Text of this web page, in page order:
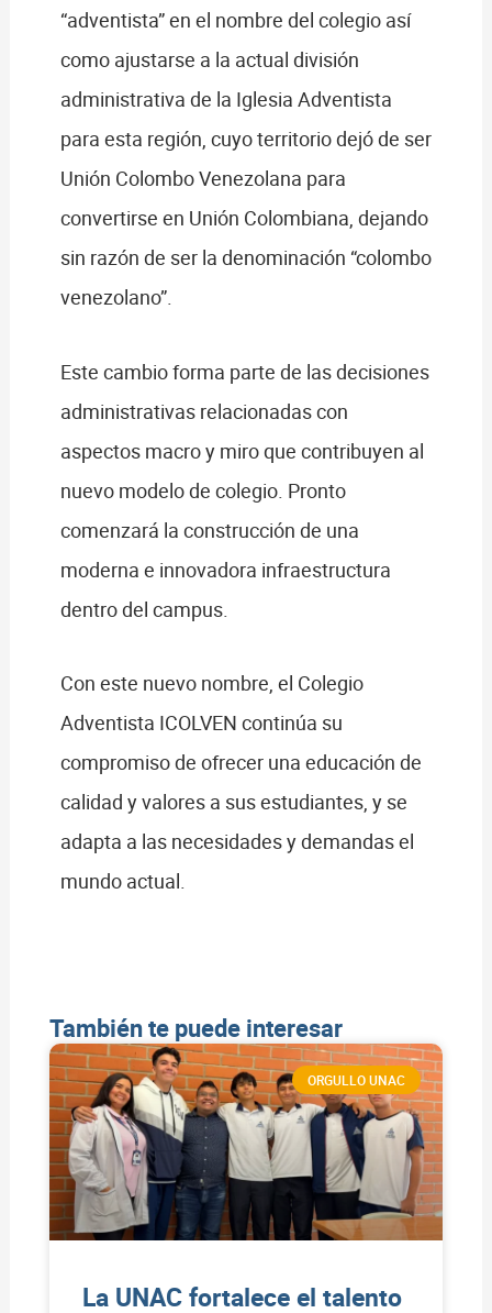
“adventista” en el nombre del colegio así
como ajustarse a la actual división
administrativa de la Iglesia Adventista
para esta región, cuyo territorio dejó de ser
Unión Colombo Venezolana para
convertirse en Unión Colombiana, dejando
sin razón de ser la denominación “colombo
venezolano”.
Este cambio forma parte de las decisiones
administrativas relacionadas con
aspectos macro y miro que contribuyen al
nuevo modelo de colegio. Pronto
comenzará la construcción de una
moderna e innovadora infraestructura
dentro del campus.
Con este nuevo nombre, el Colegio
Adventista ICOLVEN continúa su
compromiso de ofrecer una educación de
calidad y valores a sus estudiantes, y se
adapta a las necesidades y demandas el
mundo actual.
También te puede interesar
ORGULLO UNAC
La UNAC fortalece el talento